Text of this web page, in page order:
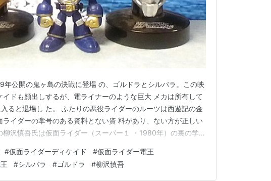
年公開の鬼ヶ島の決戦に登場 の、ゴルドラとシルバラ。この映
ドも顔出しするが、電ライナーのような巨大 メカは所有して
ると退場し た。 ふたりの悪役ライダーのルーツは西遊記の金
イダーの掌号のある資料とない資 料があり、ない方が正しい
沢慎吾氏は仮面ライダー（スーパー１ ・1980年）の裏の学園
うがありえそう？）。 ドライブ（2014年）の夏映画でもゲス
初のような…
#仮面ライダーディケイド #仮面ライダー電王
#シルバラ #ゴルドラ #柳沢慎吾